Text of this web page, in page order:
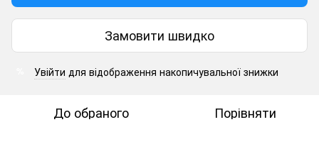
Замовити швидко
Увійти для відображення накопичувальної знижки
До обраного Порівняти